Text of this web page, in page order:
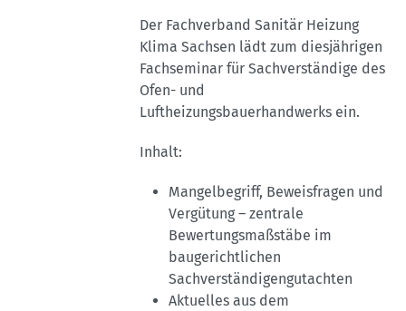
Der Fachverband Sanitär Heizung
Klima Sachsen lädt zum diesjährigen
Fachseminar für Sachverständige des
Ofen- und
Luftheizungsbauerhandwerks ein.
Inhalt:
Mangelbegriff, Beweisfragen und
Vergütung – zentrale
Bewertungsmaßstäbe im
baugerichtlichen
Sachverständigengutachten
Aktuelles aus dem